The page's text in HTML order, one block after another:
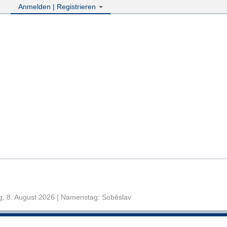
Anmelden | Registrieren
8. August 2026 | Namenstag: Soběslav